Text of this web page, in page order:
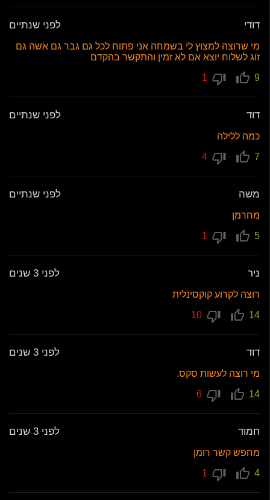
דודי לפני שנתיים
מי שרוצה למצוץ לי בשמחה אני פתוח לכל גם גבר גם אשה גם
זוג לשלוח יוצא אם לא זמין והתקשר בהקדם
9
דוד לפני שנתיים
כמה ללילה
7
משה לפני שנתיים
מחרמן
5
ניר לפני 3 שנים
רוצה לקרוע קוקסינלית
14
דוד לפני 3 שנים
מי רוצה לעשות סקס.
14
חמוד לפני 3 שנים
מחפש קשר רומן
4